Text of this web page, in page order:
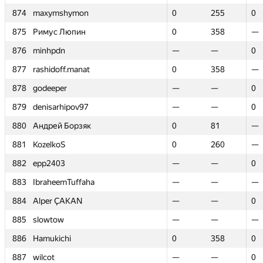
874
maxymshymon 0 255
0
875
Римус Люпин 0 358
—
876
minhpdn — —
0
877
rashidoff.manat 0 358
—
878
godeeper — —
0
879
denisarhipov97 — —
0
880
Андрей Борзяк 0 81
—
881
KozelkoS 0 260
—
882
epp2403 — —
0
883
IbraheemTuffaha — —
—
884
Alper ÇAKAN — —
0
885
slowtow — —
—
886
Hamukichi 0 358
0
887
wilcot — —
0
874
maxymshymon 0 255
0
875
Римус Люпин 0 358
—
876
minhpdn — —
0
877
rashidoff.manat 0 358
—
878
godeeper — —
0
879
denisarhipov97 — —
0
880
Андрей Борзяк 0 81
—
881
KozelkoS 0 260
—
882
epp2403 — —
0
883
IbraheemTuffaha — —
—
884
Alper ÇAKAN — —
0
885
slowtow — —
—
886
Hamukichi 0 358
0
887
wilcot — —
0